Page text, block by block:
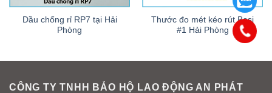
Dầu chống rỉ RP7 tại Hải
Phòng
Thước đo mét kéo rút Bosi
#1 Hải Phòng
CÔNG TY TNHH BẢO HỘ LAO ĐỘNG AN PHÁT